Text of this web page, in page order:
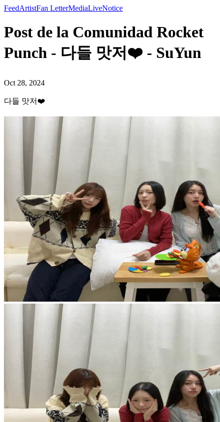
FeedArtistFan LetterMediaLiveNotice
Post de la Comunidad Rocket
Punch - 다들 맛저❤️ - SuYun
Oct 28, 2024
다들 맛저❤️